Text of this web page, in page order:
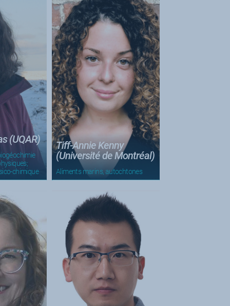
(UQAR)
chimique
Tiff-Annie Kenny
(Université de Montréal)
Aliments marins, autochtones